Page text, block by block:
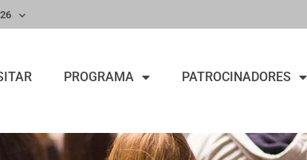
PROGRAMA PATROCINADORES